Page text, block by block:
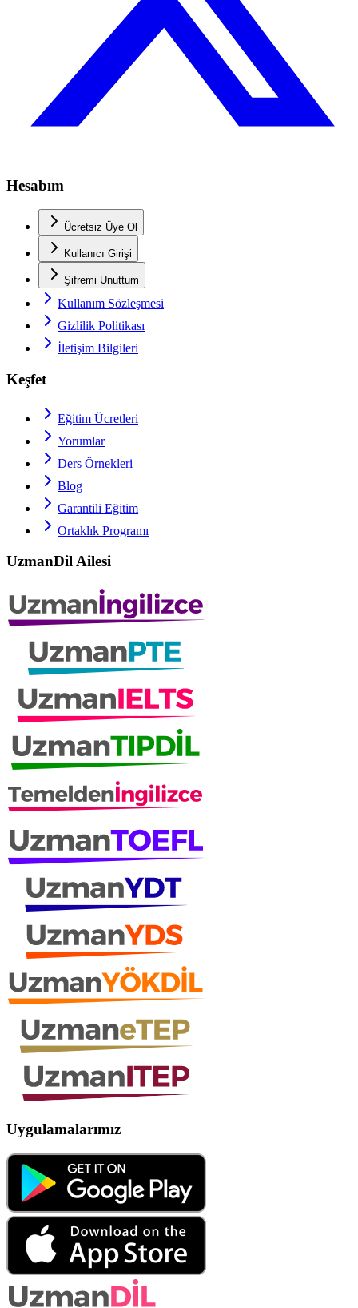
Hesabım
Ücretsiz Üye Ol
Kullanıcı Girişi
Şifremi Unuttum
Kullanım Sözleşmesi
Gizlilik Politikası
İletişim Bilgileri
Keşfet
Eğitim Ücretleri
Yorumlar
Ders Örnekleri
Blog
Garantili Eğitim
Ortaklık Programı
UzmanDil Ailesi
Uygulamalarımız